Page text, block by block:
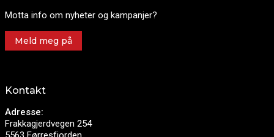
Motta info om nyheter og kampanjer?
Meld meg på
Kontakt
Adresse:
Frakkagjerdvegen 254